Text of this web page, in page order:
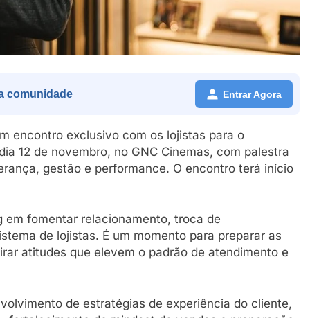
comunidade Entrar Agora
encontro exclusivo com os lojistas para o
12 de novembro, no GNC Cinemas, com palestra
gestão e performance. O encontro terá início
fomentar relacionamento, troca de
de lojistas. É um momento para preparar as
atitudes que elevem o padrão de atendimento e
de estratégias de experiência do cliente,